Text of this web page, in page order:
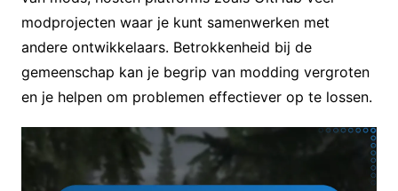
modprojecten waar je kunt samenwerken met
andere ontwikkelaars. Betrokkenheid bij de
gemeenschap kan je begrip van modding vergroten
en je helpen om problemen effectiever op te lossen.